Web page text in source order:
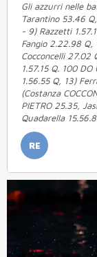
Gli azzurri nelle
Tarantino 53.46
- 9) Razzetti
Fangio 2.22.98
Cocconcelli 27.02
1.57.15 Q. 100
1.56.55 Q, 13)
(Costanza
PIETRO 25.35,
Quadarella
RE